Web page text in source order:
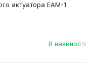
актуатора EAM-1
В наявності